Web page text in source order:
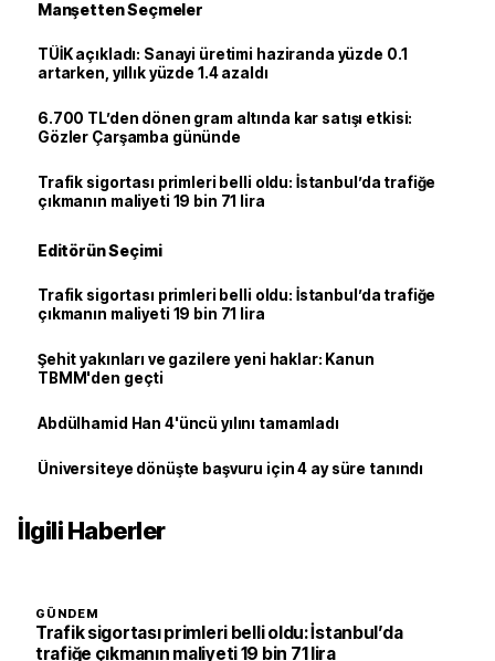
Manşetten Seçmeler
TÜİK açıkladı: Sanayi üretimi haziranda yüzde 0.1
artarken, yıllık yüzde 1.4 azaldı
6.700 TL’den dönen gram altında kar satışı etkisi:
Gözler Çarşamba gününde
Trafik sigortası primleri belli oldu: İstanbul’da trafiğe
çıkmanın maliyeti 19 bin 71 lira
Editörün Seçimi
Trafik sigortası primleri belli oldu: İstanbul’da trafiğe
çıkmanın maliyeti 19 bin 71 lira
Şehit yakınları ve gazilere yeni haklar: Kanun
TBMM'den geçti
Abdülhamid Han 4'üncü yılını tamamladı
Üniversiteye dönüşte başvuru için 4 ay süre tanındı
İlgili Haberler
GÜNDEM
Trafik sigortası primleri belli oldu: İstanbul’da
trafiğe çıkmanın maliyeti 19 bin 71 lira